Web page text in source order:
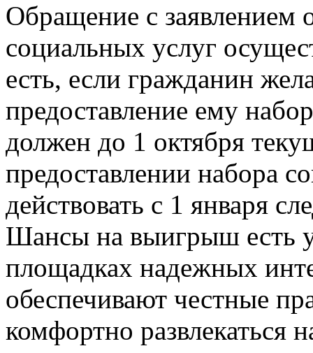
Обращение с заявлением
социальных услуг
есть, если гражданин
предоставление ему
должен до 1 октября
предоставлении набора
действовать с 1 января
Шансы на выигрыш есть
площадках надежных
обеспечивают честные
комфортно развлекаться